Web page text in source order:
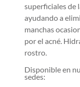
superficiales de
ayudando a
manchas
por el acné.
rostro.
Disponible en
sedes: